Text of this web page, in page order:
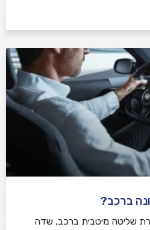
ברכב?
שליטה מיטבית ברכב, שדה